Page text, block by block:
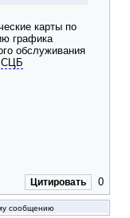
карты по
графика
обслуживания
СЦБ
Цитировать 0
сообщению